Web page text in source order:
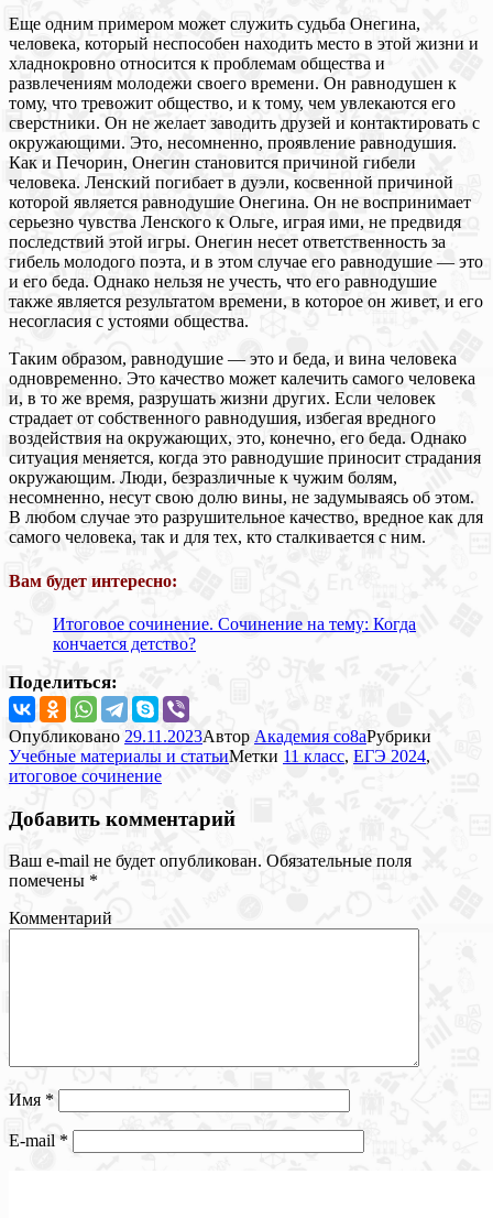
Еще одним примером может служить судьба Онегина,
человека, который неспособен находить место в этой жизни и
хладнокровно относится к проблемам общества и
развлечениям молодежи своего времени. Он равнодушен к
тому, что тревожит общество, и к тому, чем увлекаются его
сверстники. Он не желает заводить друзей и контактировать с
окружающими. Это, несомненно, проявление равнодушия.
Как и Печорин, Онегин становится причиной гибели
человека. Ленский погибает в дуэли, косвенной причиной
которой является равнодушие Онегина. Он не воспринимает
серьезно чувства Ленского к Ольге, играя ими, не предвидя
последствий этой игры. Онегин несет ответственность за
гибель молодого поэта, и в этом случае его равнодушие — это
и его беда. Однако нельзя не учесть, что его равнодушие
также является результатом времени, в которое он живет, и его
несогласия с устоями общества.
Таким образом, равнодушие — это и беда, и вина человека
одновременно. Это качество может калечить самого человека
и, в то же время, разрушать жизни других. Если человек
страдает от собственного равнодушия, избегая вредного
воздействия на окружающих, это, конечно, его беда. Однако
ситуация меняется, когда это равнодушие приносит страдания
окружающим. Люди, безразличные к чужим болям,
несомненно, несут свою долю вины, не задумываясь об этом.
В любом случае это разрушительное качество, вредное как для
самого человека, так и для тех, кто сталкивается с ним.
Вам будет интересно:
Итоговое сочинение. Сочинение на тему: Когда
кончается детство?
Поделиться:
Опубликовано 29.11.2023Автор Академия co8aРубрики
Учебные материалы и статьиМетки 11 класс, ЕГЭ 2024,
итоговое сочинение
Добавить комментарий
Ваш e-mail не будет опубликован. Обязательные поля
помечены *
Комментарий
Имя *
E-mail *